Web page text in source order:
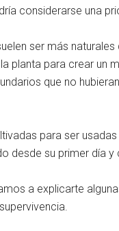
considerarse una
ser más
planta para crear un
que no
para ser
desde su primer día
a explicarte